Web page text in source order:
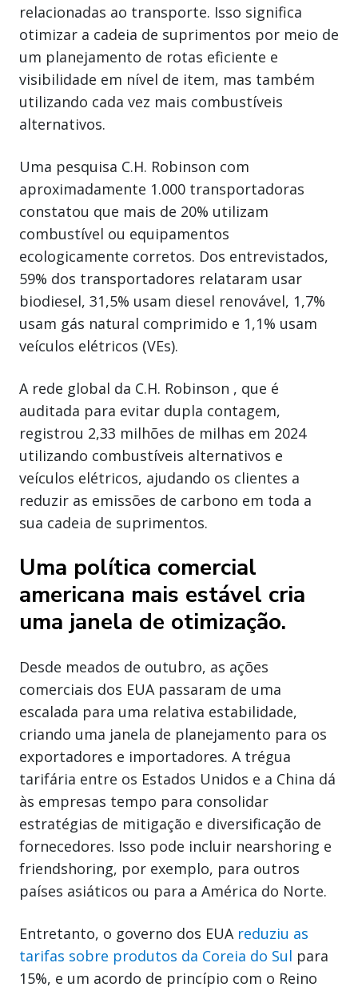
relacionadas ao transporte. Isso significa
otimizar a cadeia de suprimentos por meio de
um planejamento de rotas eficiente e
visibilidade em nível de item, mas também
utilizando cada vez mais combustíveis
alternativos.
Uma pesquisa C.H. Robinson com
aproximadamente 1.000 transportadoras
constatou que mais de 20% utilizam
combustível ou equipamentos
ecologicamente corretos. Dos entrevistados,
59% dos transportadores relataram usar
biodiesel, 31,5% usam diesel renovável, 1,7%
usam gás natural comprimido e 1,1% usam
veículos elétricos (VEs).
A rede global da C.H. Robinson , que é
auditada para evitar dupla contagem,
registrou 2,33 milhões de milhas em 2024
utilizando combustíveis alternativos e
veículos elétricos, ajudando os clientes a
reduzir as emissões de carbono em toda a
sua cadeia de suprimentos.
Uma política comercial
americana mais estável cria
uma janela de otimização.
Desde meados de outubro, as ações
comerciais dos EUA passaram de uma
escalada para uma relativa estabilidade,
criando uma janela de planejamento para os
exportadores e importadores. A trégua
tarifária entre os Estados Unidos e a China dá
às empresas tempo para consolidar
estratégias de mitigação e diversificação de
fornecedores. Isso pode incluir nearshoring e
friendshoring, por exemplo, para outros
países asiáticos ou para a América do Norte.
Entretanto, o governo dos EUA reduziu as
tarifas sobre produtos da Coreia do Sul para
15%, e um acordo de princípio com o Reino